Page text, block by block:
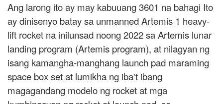
Ang larong ito ay may kabuuang 3601 na bahagi Ito
ay dinisenyo batay sa unmanned Artemis 1 heavy-
lift rocket na inilunsad noong 2022 sa Artemis lunar
landing program (Artemis program), at nilagyan ng
isang kamangha-manghang launch pad maraming
space box set at lumikha ng iba't ibang
magagandang modelo ng rocket at mga